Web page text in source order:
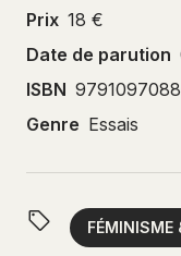
Prix 18 €
Date de parution
ISBN
Genre Essais
FÉMINISME